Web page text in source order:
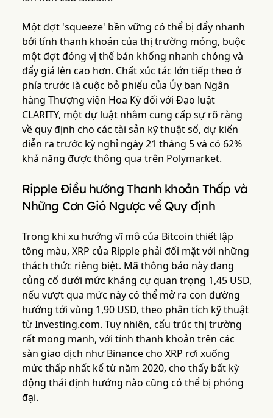
Một đợt 'squeeze' bền vững có thể bị đẩy nhanh
bởi tính thanh khoản của thị trường mỏng, buộc
một đợt đóng vị thế bán khống nhanh chóng và
đẩy giá lên cao hơn. Chất xúc tác lớn tiếp theo ở
phía trước là cuộc bỏ phiếu của Ủy ban Ngân
hàng Thượng viện Hoa Kỳ đối với Đạo luật
CLARITY, một dự luật nhằm cung cấp sự rõ ràng
về quy định cho các tài sản kỹ thuật số, dự kiến
diễn ra trước kỳ nghỉ ngày 21 tháng 5 và có 62%
khả năng được thông qua trên Polymarket.
Ripple Điều hướng Thanh khoản Thấp và
Những Cơn Gió Ngược về Quy định
Trong khi xu hướng vĩ mô của Bitcoin thiết lập
tông màu, XRP của Ripple phải đối mặt với những
thách thức riêng biệt. Mã thông báo này đang
củng cố dưới mức kháng cự quan trọng 1,45 USD,
nếu vượt qua mức này có thể mở ra con đường
hướng tới vùng 1,90 USD, theo phân tích kỹ thuật
từ Investing.com. Tuy nhiên, cấu trúc thị trường
rất mong manh, với tính thanh khoản trên các
sàn giao dịch như Binance cho XRP rơi xuống
mức thấp nhất kể từ năm 2020, cho thấy bất kỳ
động thái định hướng nào cũng có thể bị phóng
đại.